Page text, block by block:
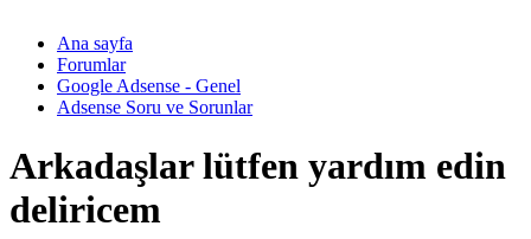
Ana sayfa
Forumlar
Google Adsense - Genel
Adsense Soru ve Sorunlar
Arkadaşlar lütfen yardım edin
deliricem